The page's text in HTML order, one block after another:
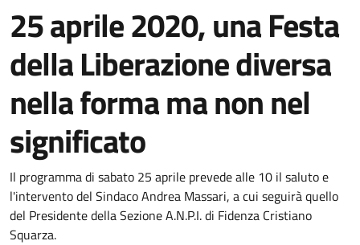
25 aprile 2020, una Festa
della Liberazione diversa
nella forma ma non nel
significato
Dettagli del comunicato:
Il programma di sabato 25 aprile prevede alle 10 il saluto e
l'intervento del Sindaco Andrea Massari, a cui seguirà quello
del Presidente della Sezione A.N.P.I. di Fidenza Cristiano
Squarza.